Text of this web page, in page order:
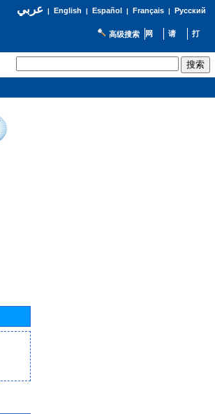
عربي| English | Español | Français| Русский
高级搜索